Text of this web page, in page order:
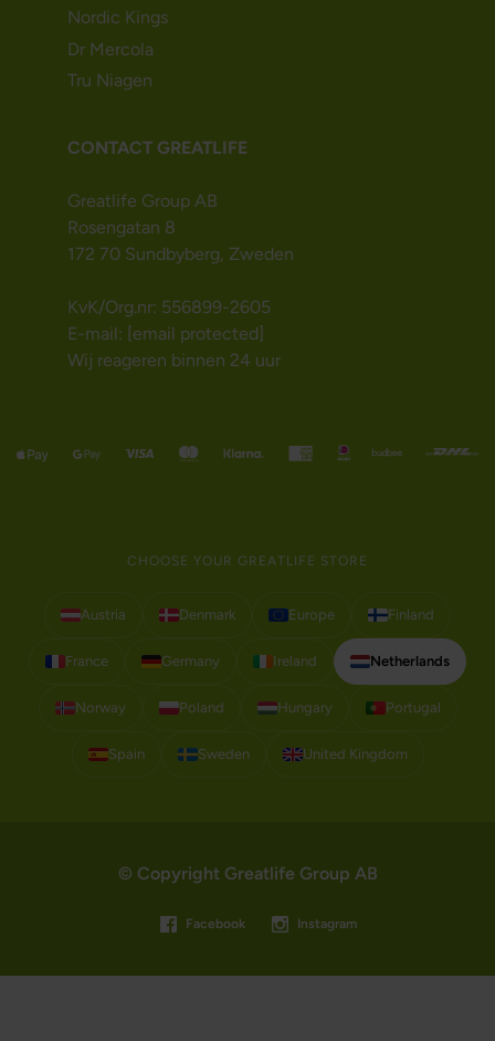
Nordic Kings
Dr Mercola
Tru Niagen
CONTACT GREATLIFE
Greatlife Group AB
Rosengatan 8
172 70 Sundbyberg, Zweden
KvK/Org.nr: 556899-2605
E-mail: [email protected]
Wij reageren binnen 24 uur
CHOOSE YOUR GREATLIFE STORE
Austria Denmark Europe Finland
France Germany Ireland Netherlands
Norway Poland Hungary Portugal
Spain Sweden United Kingdom
© Copyright Greatlife Group AB
Facebook Instagram